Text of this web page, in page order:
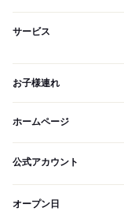
サービス
お子様連れ
ホームページ
公式アカウント
オープン日